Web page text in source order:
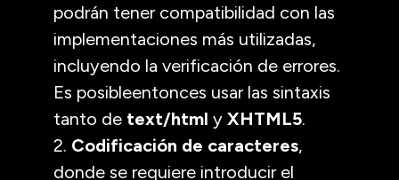
podrán tener compatibilidad con las
implementaciones más utilizadas,
incluyendo la verificación de errores.
Es posibleentonces usar las sintaxis
tanto de text/html y XHTML5.
2. Codificación de caracteres,
donde se requiere introducir el